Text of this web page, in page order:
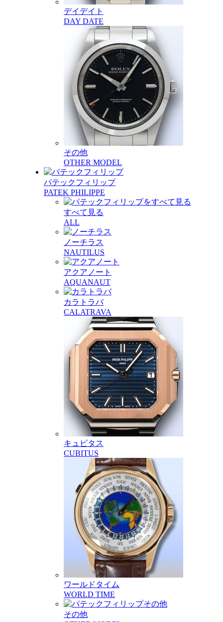
デイデイト
DAY DATE
その他
OTHER MODEL
パテックフィリップ
PATEK PHILIPPE
すべて見る
ALL
ノーチラス
NAUTILUS
アクアノート
AQUANAUT
カラトラバ
CALATRAVA
キュビタス
CUBITUS
ワールドタイム
WORLD TIME
その他